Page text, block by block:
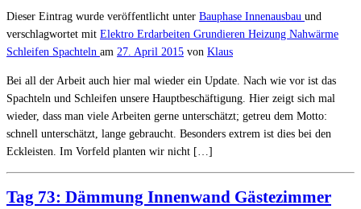
Dieser Eintrag wurde veröffentlicht unter Bauphase Innenausbau und
verschlagwortet mit Elektro Erdarbeiten Grundieren Heizung Nahwärme
Schleifen Spachteln am 27. April 2015 von Klaus
Bei all der Arbeit auch hier mal wieder ein Update. Nach wie vor ist das
Spachteln und Schleifen unsere Hauptbeschäftigung. Hier zeigt sich mal
wieder, dass man viele Arbeiten gerne unterschätzt; getreu dem Motto:
schnell unterschätzt, lange gebraucht. Besonders extrem ist dies bei den
Eckleisten. Im Vorfeld planten wir nicht […]
Tag 73: Dämmung Innenwand Gästezimmer